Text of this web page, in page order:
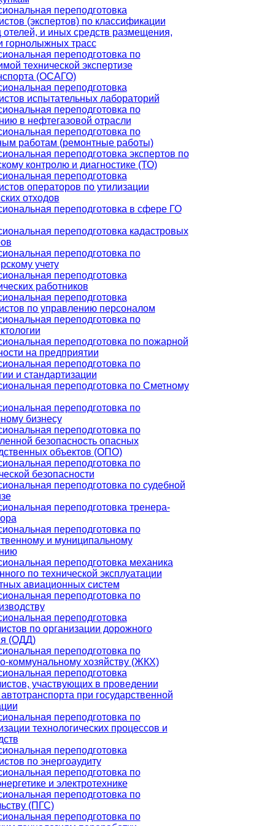
переподготовка
(экспертов) по классификации
отелей, и иных средств размещения,
горнолыжных трасс
переподготовка по
технической экспертизе
(ОСАГО)
переподготовка
испытательных лабораторий
переподготовка по
в нефтегазовой отрасли
переподготовка по
работам (ремонтные работы)
переподготовка экспертов по
контролю и диагностике (ТО)
переподготовка
операторов по утилизации
отходов
переподготовка в сфере ГО
переподготовка кадастровых
переподготовка по
учету
переподготовка
работников
переподготовка
по управлению персоналом
переподготовка по
переподготовка по пожарной
на предприятии
переподготовка по
и стандартизации
переподготовка по Сметному
переподготовка по
бизнесу
переподготовка по
безопасность опасных
объектов (ОПО)
переподготовка по
безопасности
переподготовка по судебной
переподготовка тренера-
переподготовка по
и муниципальному
переподготовка механика
по технической эксплуатации
авиационных систем
переподготовка по
переподготовка
по организации дорожного
(ОДД)
переподготовка по
коммунальному хозяйству (ЖКХ)
переподготовка
участвующих в проведении
при государственной
переподготовка по
технологических процессов и
переподготовка
по энергоаудиту
переподготовка по
и электротехнике
переподготовка по
(ПГС)
переподготовка по